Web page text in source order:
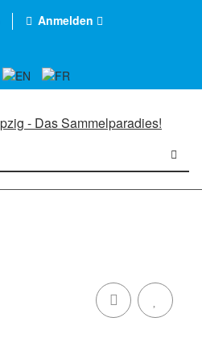
Anmelden